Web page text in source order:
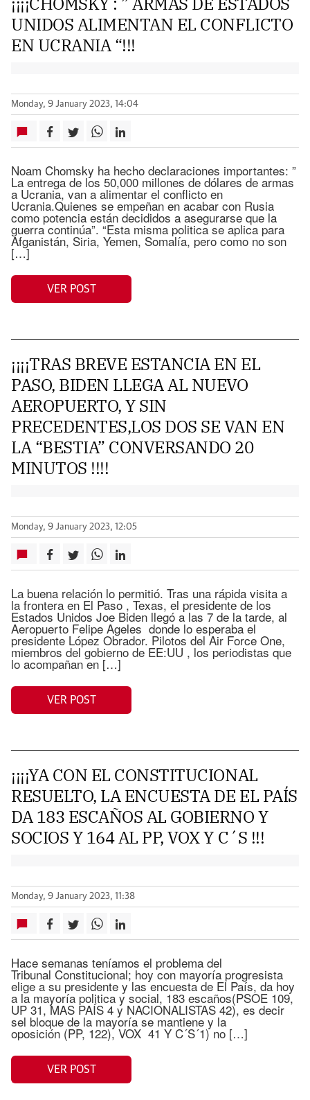
UNIDOS ALIMENTAN EL CONFLICTO
EN UCRANIA “!!!
Monday, 9 January 2023, 14:04
Noam Chomsky ha hecho declaraciones importantes: ”
La entrega de los 50,000 millones de dólares de armas
a Ucrania, van a alimentar el conflicto en
Ucrania.Quienes se empeñan en acabar con Rusia
como potencia están decididos a asegurarse que la
guerra continúa”. “Esta misma politica se aplica para
Afganistán, Siria, Yemen, Somalía, pero como no son
[…]
VER POST
¡¡¡¡TRAS BREVE ESTANCIA EN EL
PASO, BIDEN LLEGA AL NUEVO
AEROPUERTO, Y SIN
PRECEDENTES,LOS DOS SE VAN EN
LA “BESTIA” CONVERSANDO 20
MINUTOS !!!!
Monday, 9 January 2023, 12:05
La buena relación lo permitió. Tras una rápida visita a
la frontera en El Paso , Texas, el presidente de los
Estados Unidos Joe Biden llegó a las 7 de la tarde, al
Aeropuerto Felipe Ageles donde lo esperaba el
presidente López Obrador. Pilotos del Air Force One,
miembros del gobierno de EE:UU , los periodistas que
lo acompañan en […]
VER POST
¡¡¡¡YA CON EL CONSTITUCIONAL
RESUELTO, LA ENCUESTA DE EL PAÍS
DA 183 ESCAÑOS AL GOBIERNO Y
SOCIOS Y 164 AL PP, VOX Y C´S !!!
Monday, 9 January 2023, 11:38
Hace semanas teníamos el problema del
Tribunal Constitucional; hoy con mayoría progresista
elige a su presidente y las encuesta de El País, da hoy
a la mayoría politica y social, 183 escaños(PSOE 109,
UP 31, MAS PAÍS 4 y NACIONALISTAS 42), es decir
sel bloque de la mayoría se mantiene y la
oposición (PP, 122), VOX 41 Y C´S´1) no […]
VER POST